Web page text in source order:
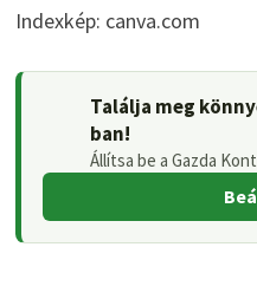
Indexkép: canva.com
Találja meg
ban!
Állítsa be a Gazda